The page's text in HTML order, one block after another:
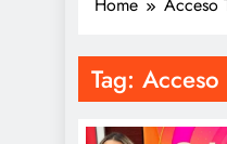
Tag: Acceso